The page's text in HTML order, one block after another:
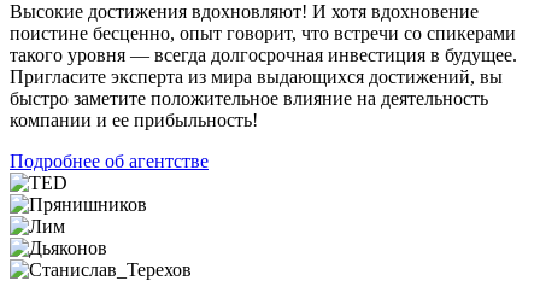
Высокие достижения вдохновляют! И хотя вдохновение
поистине бесценно, опыт говорит, что встречи со спикерами
такого уровня — всегда долгосрочная инвестиция в будущее.
Пригласите эксперта из мира выдающихся достижений, вы
быстро заметите положительное влияние на деятельность
компании и ее прибыльность!
Подробнее об агентстве